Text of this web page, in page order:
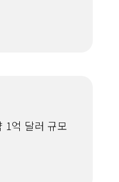
1억 달러 규모